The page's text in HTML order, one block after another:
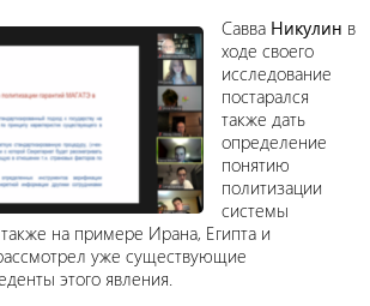
Савва Никулин в
ходе своего
исследование
постарался
также дать
определение
понятию
политизации
системы
на примере Ирана, Египта и
уже существующие
этого явления.